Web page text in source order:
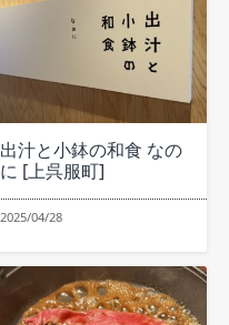
出汁と小鉢の和食 なの
に [上呉服町]
2025/04/28